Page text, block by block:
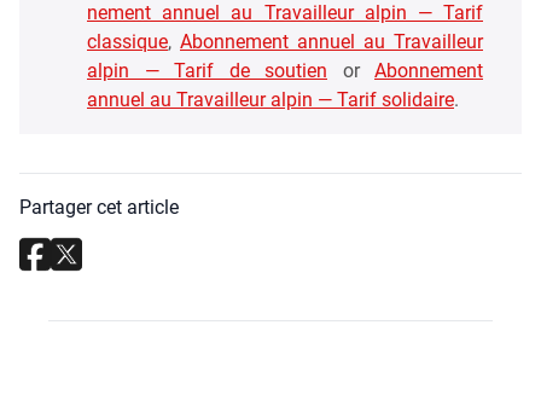
ne­ment annuel au Tra­vailleur alpin — Tarif
clas­sique, Abon­ne­ment annuel au Tra­vailleur
alpin — Tarif de sou­tien or Abon­ne­ment
annuel au Tra­vailleur alpin — Tarif soli­daire.
Partager cet article